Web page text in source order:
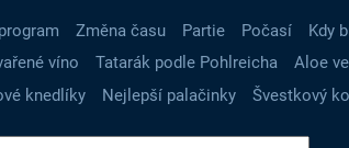
Změna času Partie Počasí Kdy
víno Tatarák podle Pohlreicha Aloe
knedlíky Nejlepší palačinky Švestkový